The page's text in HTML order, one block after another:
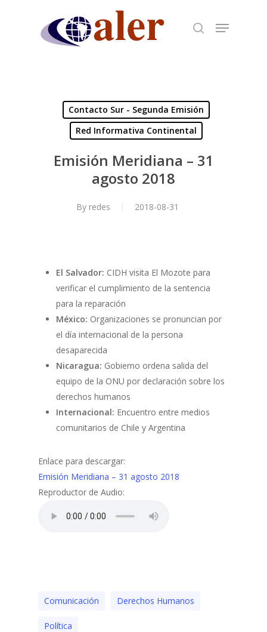
Contacto Sur - Segunda Emisión
Red Informativa Continental
Emisión Meridiana – 31
agosto 2018
By redes 2018-08-31
El Salvador: CIDH visita El Mozote para
verificar el cumplimiento de la sentencia
para la reparación
México: Organizaciones se pronuncian por
el día internacional de la persona
desaparecida
Nicaragua: Gobierno ordena salida del
equipo de la ONU por declaración sobre los
derechos humanos
Internacional: Encuentro entre medios
comunitarios de Chile y Argentina
Enlace para descargar:
Emisión Meridiana – 31 agosto 2018
Reproductor de Audio:
Comunicación Derechos Humanos
Polí­tica